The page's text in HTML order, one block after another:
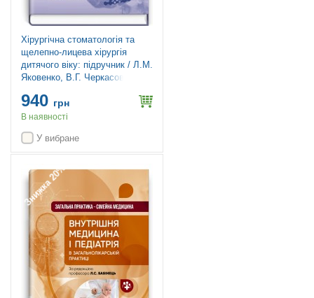
Хірургічна стоматологія та
щелепно-лицева хірургія
дитячого віку: підручник / Л.М.
Яковенко, В.Г. Черкасов, І.Л.
940 грн
В наявності
У вибране
Знижка 20%